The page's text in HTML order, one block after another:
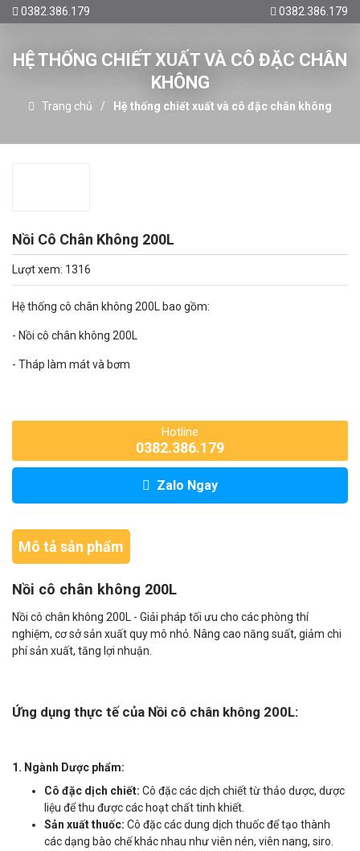
0382.386.179 0382.386.179
HỆ THỐNG CHIẾT XUẤT VÀ CÔ ĐẶC CHÂN
KHÔNG
Trang chủ Hệ thống chiết xuất và cô đặc chân không
Nồi Cô Chân Không 200L
Lượt xem: 1316
Hệ thống cô chân không 200L bao gồm:
- Nồi cô chân không 200L
- Tháp làm mát và bơm
Hotline
0382.386.179
Zalo Ngay
Mô tả sản phẩm
Nồi cô chân không 200L
Nồi cô chân không 200L - Giải pháp tối ưu cho các phòng thí
nghiệm, cơ sở sản xuất quy mô nhỏ. Nâng cao năng suất, giảm chi
phí sản xuất, tăng lợi nhuận.
Ứng dụng thực tế của Nồi cô chân không 200L:
1. Ngành Dược phẩm:
Cô đặc dịch chiết: Cô đặc các dịch chiết từ thảo dược, dược
liệu để thu được các hoạt chất tinh khiết.
Sản xuất thuốc: Cô đặc các dung dịch thuốc để tạo thành
các dạng bào chế khác nhau như viên nén, viên nang, siro.